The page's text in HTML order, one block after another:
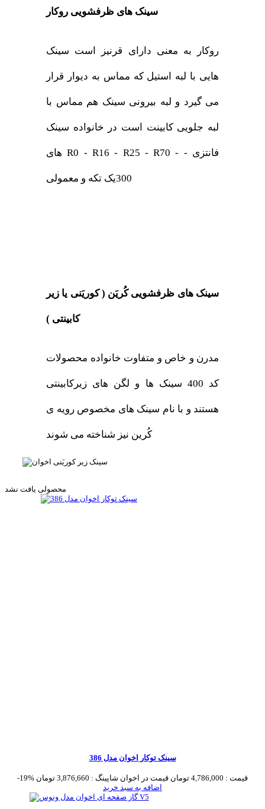
سینک های ظرفشویی روکار
روکار به معنی دارای قرنیز است سینک
هایی با لبه استیل که مماس به دیوار قرار
می گیرد و لبه بیرونی سینک هم مماس با
لبه جلویی کابینت است در خانواده سینک
های R0 - R16 - R25 - R70 - فانتزی -
300یک تکه و معمولی
سینک های ظرفشویی کُریَن ( کوریَنی یا زیر
کابینتی )
مدرن و خاص و متفاوت خانواده محصولات
کد 400 سینک ها و لگن های زیرکابینتی
هستند و با نام سینک های مخصوص رویه ی
کُرین نیز شناخته می شوند
محصولی یافت نشد
سینک توکار اخوان مدل 386
-19% قیمت : 4,786,000 تومان قیمت در اخوان شاپینگ : 3,876,660 تومان
اضافه به سبد خرید